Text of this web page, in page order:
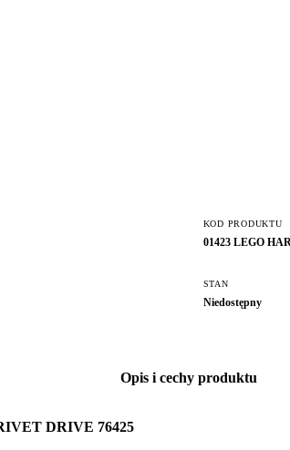
KOD PRODUKTU
01423 LEGO
STAN
Niedostępny
Opis i cechy produktu
DRIVE 76425